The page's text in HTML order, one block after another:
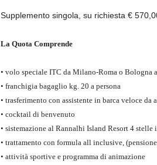
Supplemento singola, su richiesta €
La Quota Comprende
• volo speciale ITC da Milano-Roma o Bologna
• franchigia bagaglio kg. 20 a persona
• trasferimento con assistente in barca veloce da
• cocktail di benvenuto
• sistemazione al Rannalhi Island Resort 4
• trattamento con formula all inclusive,
• attività sportive e programma di animazione